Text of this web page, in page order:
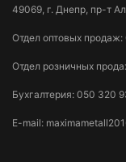
49069, г. Днепр, пр-т
Отдел оптовых продаж:
Отдел розничных
Бухгалтерия: 050 320
E-mail: